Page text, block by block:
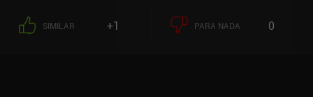
SIMILAR +1 PARA NADA 0